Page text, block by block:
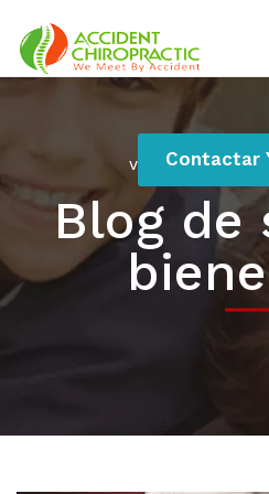
Contactar
Vive una vida más
Blog de